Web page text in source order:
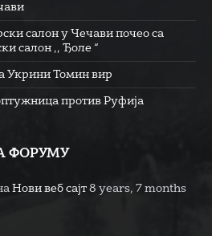
салон у Чечави почео са
салон ,, Ђоле “
Укрини Томин вир
против Руфија
ФОРУМУ
Нови веб сајт 8 years, 7 months